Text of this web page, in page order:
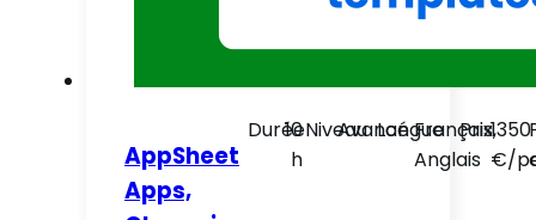
AppSheet
Apps,
Durée
10
h
NiveauAvancéLangueFrançais,
Anglais
Prix1350
€/